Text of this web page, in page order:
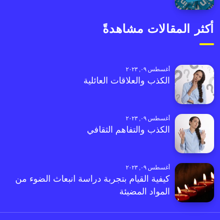
أكثر المقالات مشاهدةً
أغسطس ٠٩, ٢٠٢٣
الكذب والعلاقات العائلية
أغسطس ٠٩, ٢٠٢٣
الكذب والتفاهم الثقافي
أغسطس ٠٩, ٢٠٢٣
كيفية القيام بتجربة دراسة انبعاث الضوء من
المواد المضيئة